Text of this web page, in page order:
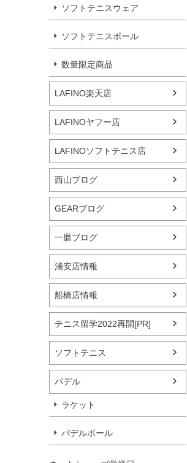
ソフトテニスウェア
ソフトテニスボール
数量限定商品
LAFINO楽天店
LAFINOヤフー店
LAFINOソフトテニス店
西山ブログ
GEARブログ
一磨ブログ
浦安店情報
船橋店情報
テニス留学2022再開[PR]
ソフトテニス
パデル
ラケット
パデルボール